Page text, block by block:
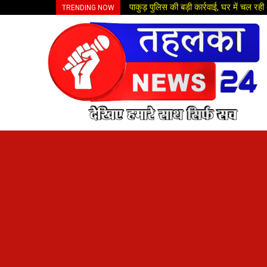
TRENDING NOW पाकुड़ पुलिस की बड़ी कार्रवाई, घर में चल